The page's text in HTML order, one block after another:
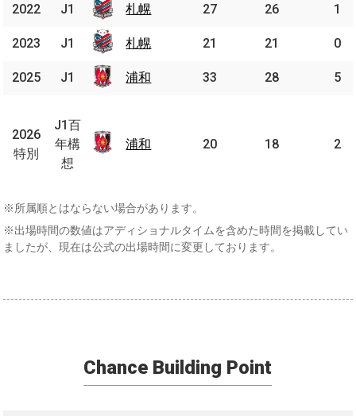
2022 札幌 27 26 1
2023 札幌 21 21 0
2025 浦和 33 28 5
2026
特別
百
年
浦和 20 18 2
2022 J1 札幌
2023 J1 札幌
2025 J1 浦和
2026
特別
J1百
年構
想
浦和
※所属順とはならない場合があります。
※出場時間の数値はアディショナルタイムを含めた時間を掲載してい
ましたが、現在は公式の出場時間に変更しております。
Chance Building Point